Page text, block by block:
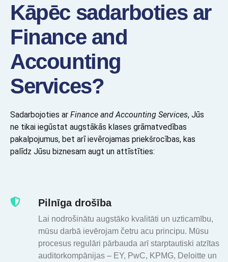
Kāpēc sadarboties ar
Finance and
Accounting
Services?
Sadarbojoties ar Finance and Accounting Services, Jūs
ne tikai iegūstat augstākās klases grāmatvedības
pakalpojumus, bet arī ievērojamas priekšrocības, kas
palīdz Jūsu biznesam augt un attīstīties:
Pilnīga drošība
Lai nodrošinātu augstāko kvalitāti un uzticamību,
mūsu darbā ievērojam četru acu principu. Mūsu
procesus regulāri pārbauda arī starptautiski atzītas
auditorkompānijas – EY, PwC, KPMG, Deloitte un